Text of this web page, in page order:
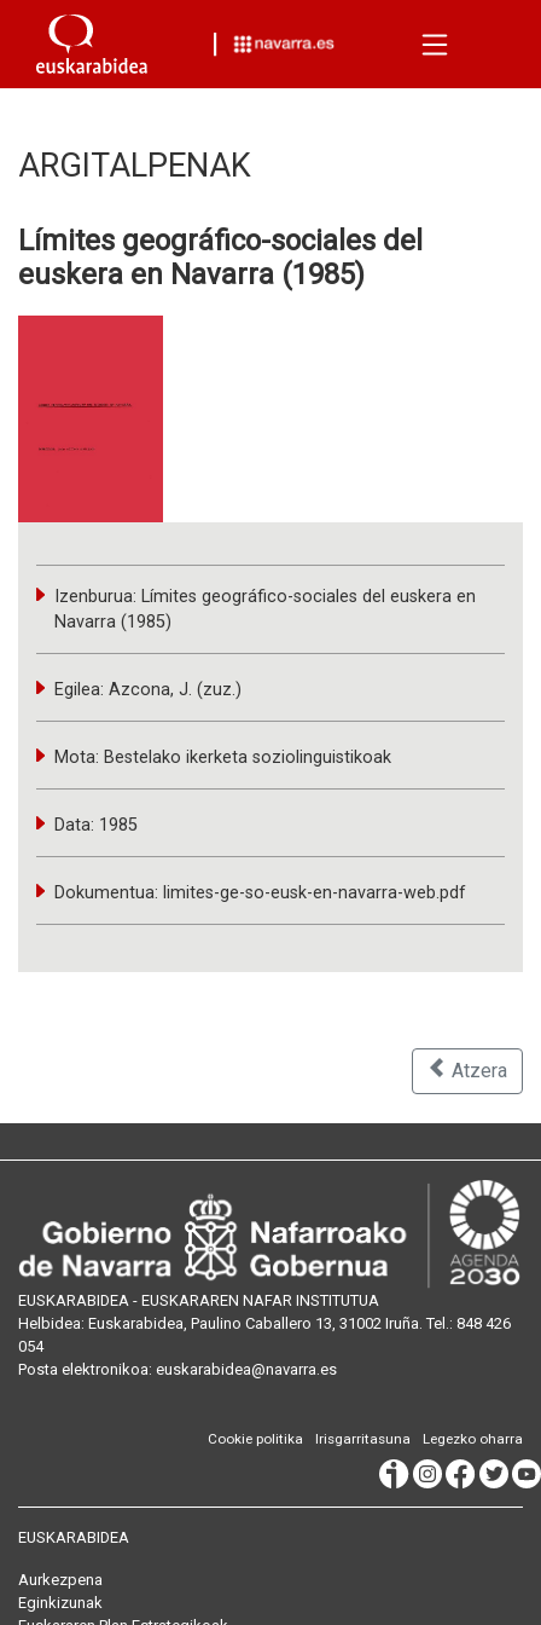
Menu
ARGITALPENAK
Límites geográfico-sociales del
euskera en Navarra (1985)
Izenburua: Límites geográfico-sociales del euskera en
Navarra (1985)
Egilea: Azcona, J. (zuz.)
Mota: Bestelako ikerketa soziolinguistikoak
Data: 1985
Dokumentua: limites-ge-so-eusk-en-navarra-web.pdf
Atzera
EUSKARABIDEA - EUSKARAREN NAFAR INSTITUTUA
Helbidea: Euskarabidea, Paulino Caballero 13, 31002 Iruña . Tel.: 848 426
054
Posta elektronikoa: euskarabidea@navarra.es
Legezko oharra
Irisgarritasuna
Cookie politika
EUSKARABIDEA
Aurkezpena
Eginkizunak